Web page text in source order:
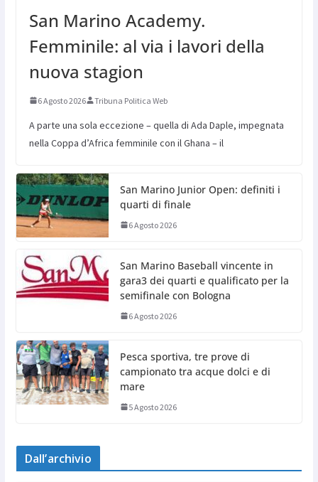
San Marino Academy.
Femminile: al via i lavori della
nuova stagion
6 Agosto 2026 Tribuna Politica Web
A parte una sola eccezione – quella di Ada Daple, impegnata
nella Coppa d’Africa femminile con il Ghana – il
San Marino Junior Open: definiti i
quarti di finale
6 Agosto 2026
San Marino Baseball vincente in
gara3 dei quarti e qualificato per la
semifinale con Bologna
6 Agosto 2026
Pesca sportiva, tre prove di
campionato tra acque dolci e di
mare
5 Agosto 2026
Dall’archivio